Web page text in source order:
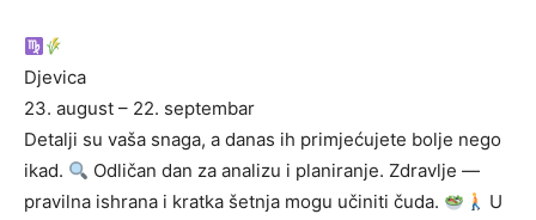
Djevica
23. august – 22. septembar
Detalji su vaša snaga, a danas ih primjećujete bolje nego
ikad.
Odličan dan za analizu i planiranje. Zdravlje —
pravilna ishrana i kratka šetnja mogu učiniti čuda.
U